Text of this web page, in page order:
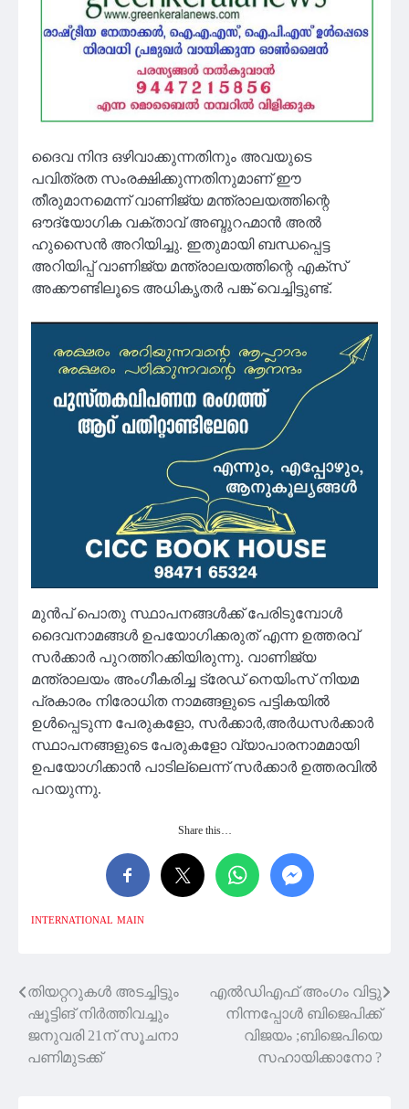
ദൈവ നിന്ദ ഒഴിവാക്കുന്നതിനും അവയുടെ
പവിത്രത സംരക്ഷിക്കുന്നതിനുമാണ് ഈ
തീരുമാനമെന്ന് വാണിജ്യ മന്ത്രാലയത്തിന്റെ
ഔദ്യോഗിക വക്താവ് അബ്ദുറഹ്മാൻ അൽ
ഹുസൈൻ അറിയിച്ചു. ഇതുമായി ബന്ധപ്പെട്ട
അറിയിപ്പ് വാണിജ്യ മന്ത്രാലയത്തിന്റെ എക്‌സ്
അക്കൗണ്ടിലൂടെ അധികൃതർ പങ്ക് വെച്ചിട്ടുണ്ട്.
മുൻപ് പൊതു സ്ഥാപനങ്ങൾക്ക് പേരിടുമ്പോൾ
ദൈവനാമങ്ങൾ ഉപയോഗിക്കരുത് എന്ന ഉത്തരവ്
സർക്കാർ പുറത്തിറക്കിയിരുന്നു. വാണിജ്യ
മന്ത്രാലയം അംഗീകരിച്ച ട്രേഡ് നെയിംസ് നിയമ
പ്രകാരം നിരോധിത നാമങ്ങളുടെ പട്ടികയിൽ
ഉൾപ്പെടുന്ന പേരുകളോ, സർക്കാർ,അർധസർക്കാർ
സ്ഥാപനങ്ങളുടെ പേരുകളോ വ്യാപാരനാമമായി
ഉപയോഗിക്കാൻ പാടില്ലെന്ന് സർക്കാർ ഉത്തരവിൽ
പറയുന്നു.
Share this…
INTERNATIONAL MAIN
Post
navigation
തിയറ്ററുകള്‍ അടച്ചിട്ടും
ഷൂട്ടിങ് നിര്‍ത്തിവച്ചും
ജനുവരി 21ന് സൂചനാ
പണിമുടക്ക്
എൽഡിഎഫ് അംഗം വിട്ടു
നിന്നപ്പോൾ ബിജെപിക്ക്
വിജയം ;ബിജെപിയെ
സഹായിക്കാനോ ?